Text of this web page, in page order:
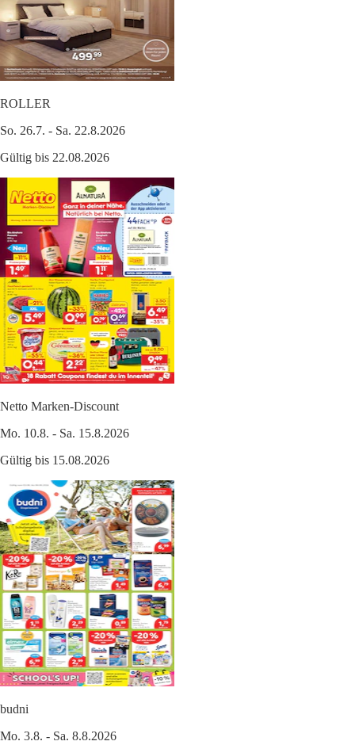
ROLLER
So. 26.7. - Sa. 22.8.2026
Gültig bis 22.08.2026
Netto Marken-Discount
Mo. 10.8. - Sa. 15.8.2026
Gültig bis 15.08.2026
budni
Mo. 3.8. - Sa. 8.8.2026